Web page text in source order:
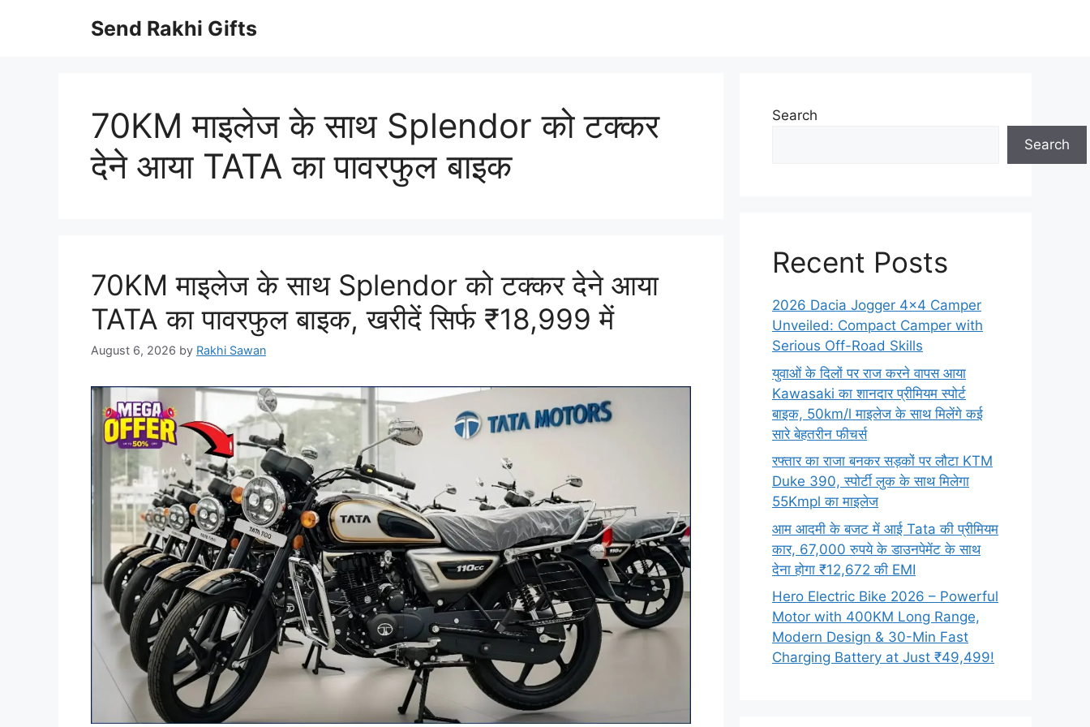
Send Rakhi Gifts
70KM माइलेज के साथ Splendor को टक्कर
देने आया TATA का पावरफुल बाइक
70KM माइलेज के साथ Splendor को टक्कर देने आया
TATA का पावरफुल बाइक, खरीदें सिर्फ ₹18,999 में
August 6, 2026 by Rakhi Sawan
Search
Search
Recent Posts
2026 Dacia Jogger 4×4 Camper
Unveiled: Compact Camper with
Serious Off-Road Skills
युवाओं के दिलों पर राज करने वापस आया
Kawasaki का शानदार प्रीमियम स्पोर्ट
बाइक, 50km/l माइलेज के साथ मिलेंगे कई
सारे बेहतरीन फीचर्स
रफ्तार का राजा बनकर सड़कों पर लौटा KTM
Duke 390, स्पोर्टी लुक के साथ मिलेगा
55Kmpl का माइलेज
आम आदमी के बजट में आई Tata की प्रीमियम
कार, 67,000 रुपये के डाउनपेमेंट के साथ
देना होगा ₹12,672 की EMI
Hero Electric Bike 2026 – Powerful
Motor with 400KM Long Range,
Modern Design & 30-Min Fast
Charging Battery at Just ₹49,499!